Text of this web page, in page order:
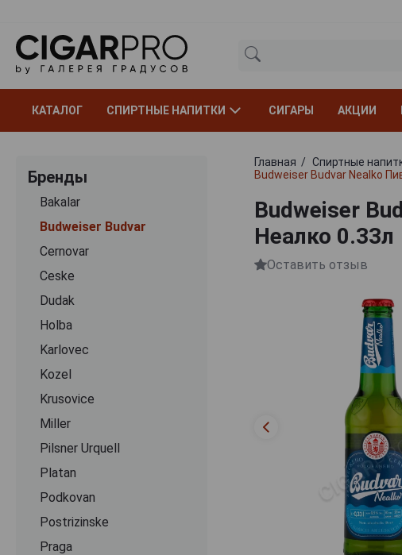
КАТАЛОГ СПИРТНЫЕ НАПИТКИ СИГАРЫ АКЦИИ
Бренды
Bakalar
Budweiser Budvar
Cernovar
Ceske
Dudak
Holba
Karlovec
Kozel
Krusovice
Miller
Pilsner Urquell
Platan
Podkovan
Postrizinske
Praga
Главная Спиртные
Budweiser Budvar Nealko
Budweiser
Неалко 0.33л
Оставить отзыв